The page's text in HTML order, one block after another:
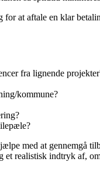
at aftale en klar
fra lignende
kommune?
med at gennemgå
et realistisk indtryk af,